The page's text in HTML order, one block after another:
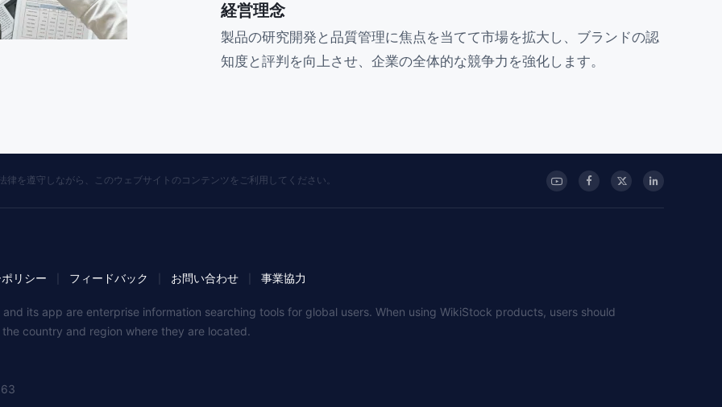
経営理念
製品の研究開発と品質管理に焦点を当てて市場を拡大し、ブランドの認
知度と評判を向上させ、企業の全体的な競争力を強化します。
律を遵守しながら、このウェブサイトのコンテンツをご利用してください。
リシー フィードバック お問い合わせ 事業協力
its app are enterprise information searching tools for global users. When using WikiStock products, users should
country and region where they are located.